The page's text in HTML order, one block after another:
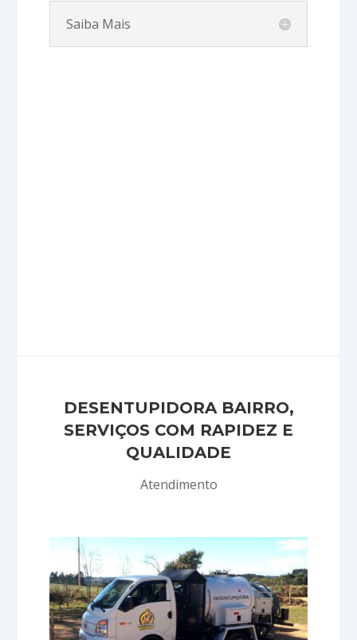
Saiba Mais
DESENTUPIDORA BAIRRO,
SERVIÇOS COM RAPIDEZ E
QUALIDADE
Atendimento